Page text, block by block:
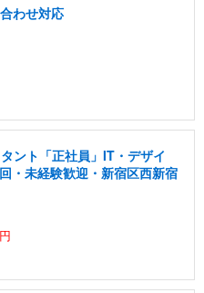
わせ対応
ント「正社員」IT・デザイ
・未経験歓迎・新宿区西新宿